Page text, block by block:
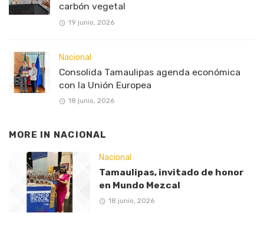
carbón vegetal
19 junio, 2026
Nacional
Consolida Tamaulipas agenda económica
con la Unión Europea
18 junio, 2026
MORE IN NACIONAL
Nacional
Tamaulipas, invitado de honor
en Mundo Mezcal
18 junio, 2026